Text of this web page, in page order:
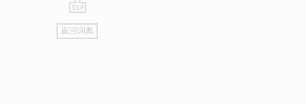
go
top
返回词典